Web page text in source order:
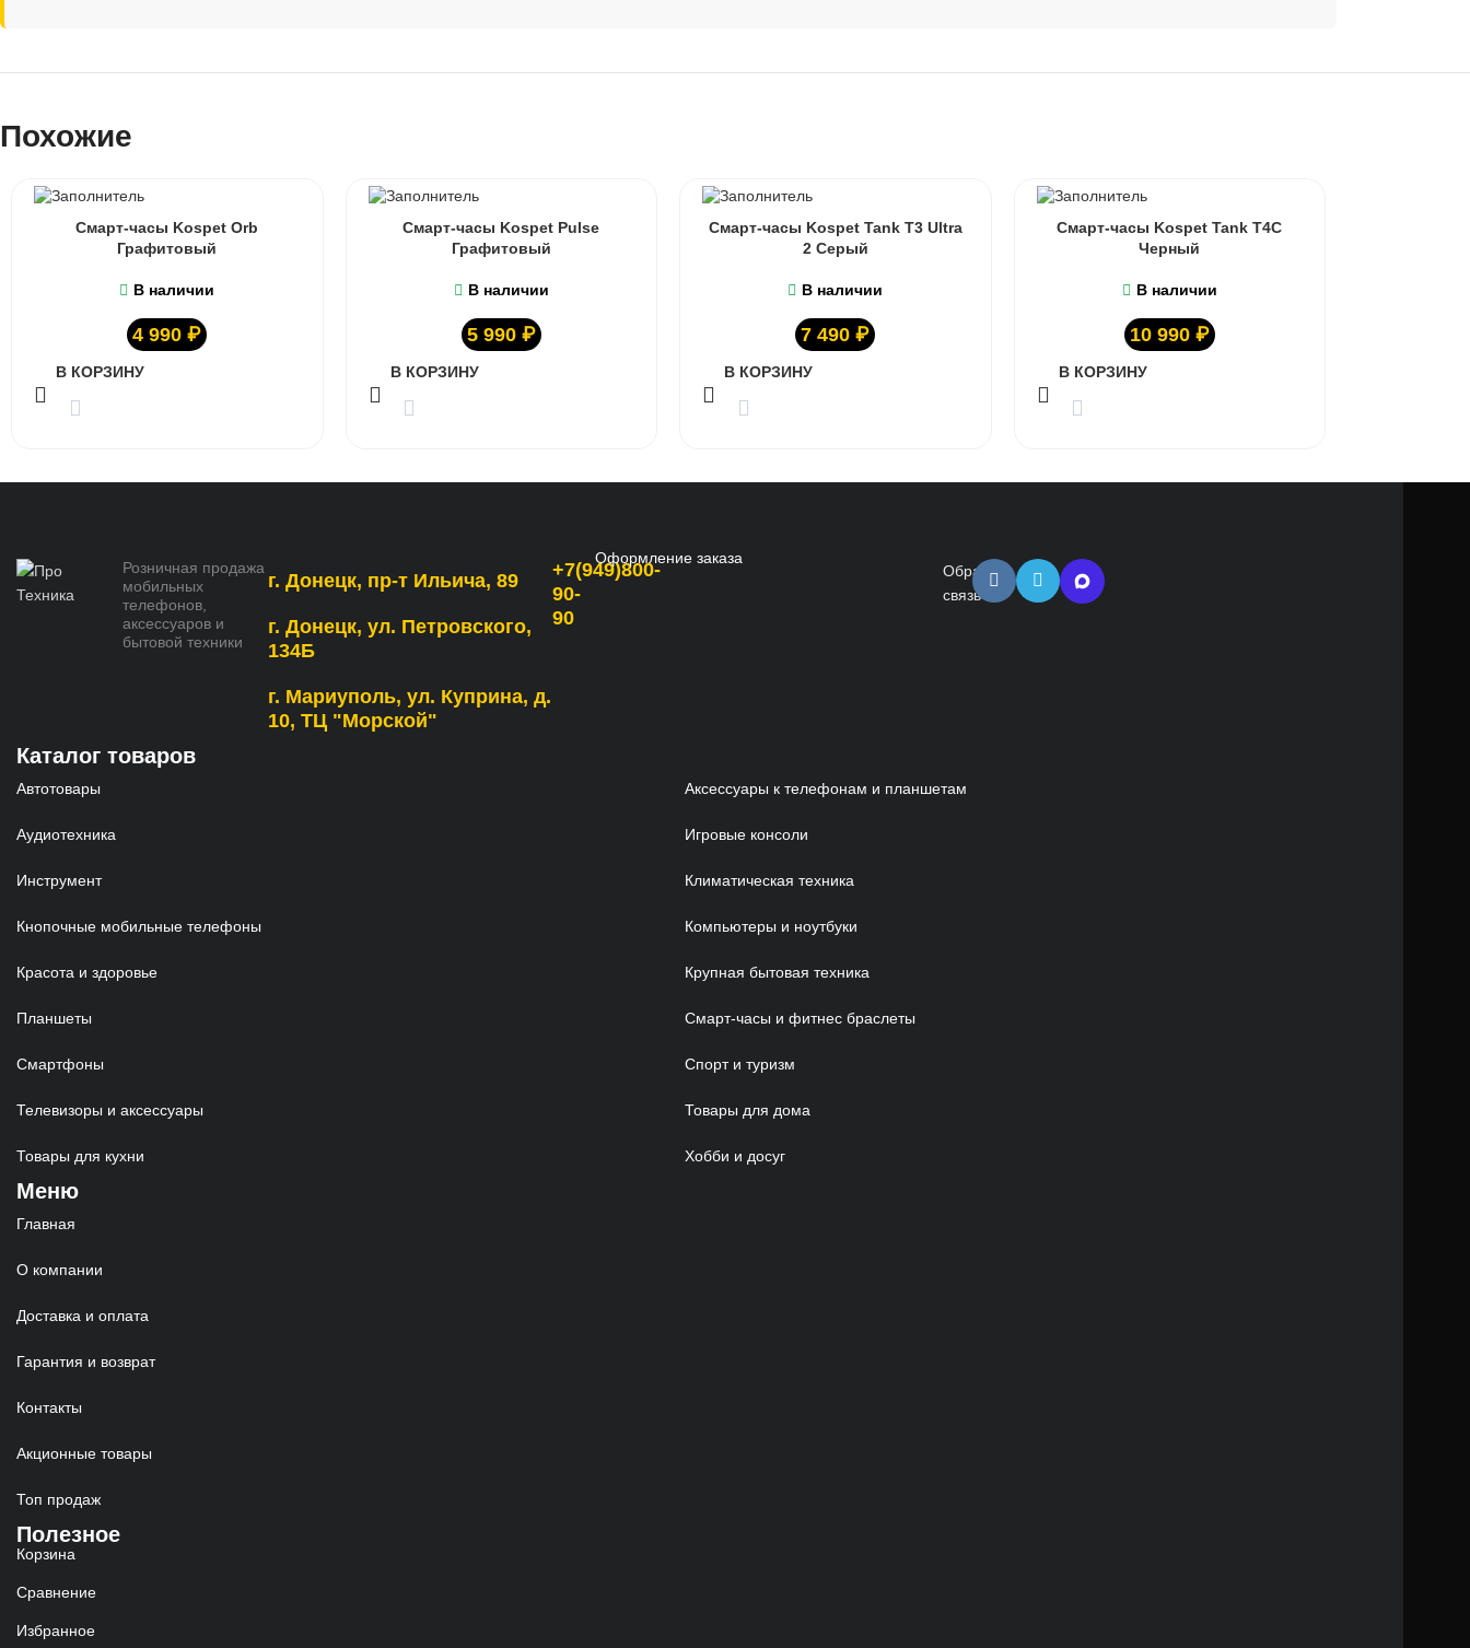
Похожие
Смарт-часы Kospet Orb
Графитовый
В наличии
4 990₽
В КОРЗИНУ
Смарт-часы Kospet Pulse
Графитовый
В наличии
5 990 ₽
В КОРЗИНУ
Смарт-часы Kospet Tank T3 Ultra
2 Серый
В наличии
7 490₽
В КОРЗИНУ
Смарт-часы Kospet Tank T4C
Черный
В наличии
10 990 ₽
В КОРЗИНУ
Розничная продажа
мобильных
телефонов,
аксессуаров и
бытовой техники
г. Донецк, пр-т Ильича, 89
г. Донецк, ул. Петровского,
134Б
г. Мариуполь, ул. Куприна, д.
10, ТЦ "Морской"
+7(949)800-
90-
90
Оформление заказа
Обратная
связь
Каталог товаров
Автотовары Аксессуары к телефонам и планшетам
Аудиотехника Игровые консоли
Инструмент Климатическая техника
Кнопочные мобильные телефоны Компьютеры и ноутбуки
Красота и здоровье Крупная бытовая техника
Планшеты Смарт-часы и фитнес браслеты
Смартфоны Спорт и туризм
Телевизоры и аксессуары Товары для дома
Товары для кухни Хобби и досуг
Меню
Главная
О компании
Доставка и оплата
Гарантия и возврат
Контакты
Акционные товары
Топ продаж
Полезное
Корзина
Сравнение
Избранное